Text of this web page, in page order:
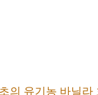
의 유기농 바닐라